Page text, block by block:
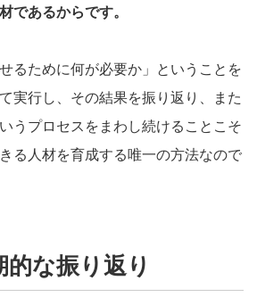
であるからです。
るために何が必要か」ということを
実行し、その結果を振り返り、また
うプロセスをまわし続けることこそ
る人材を育成する唯一の方法なので
的な振り返り